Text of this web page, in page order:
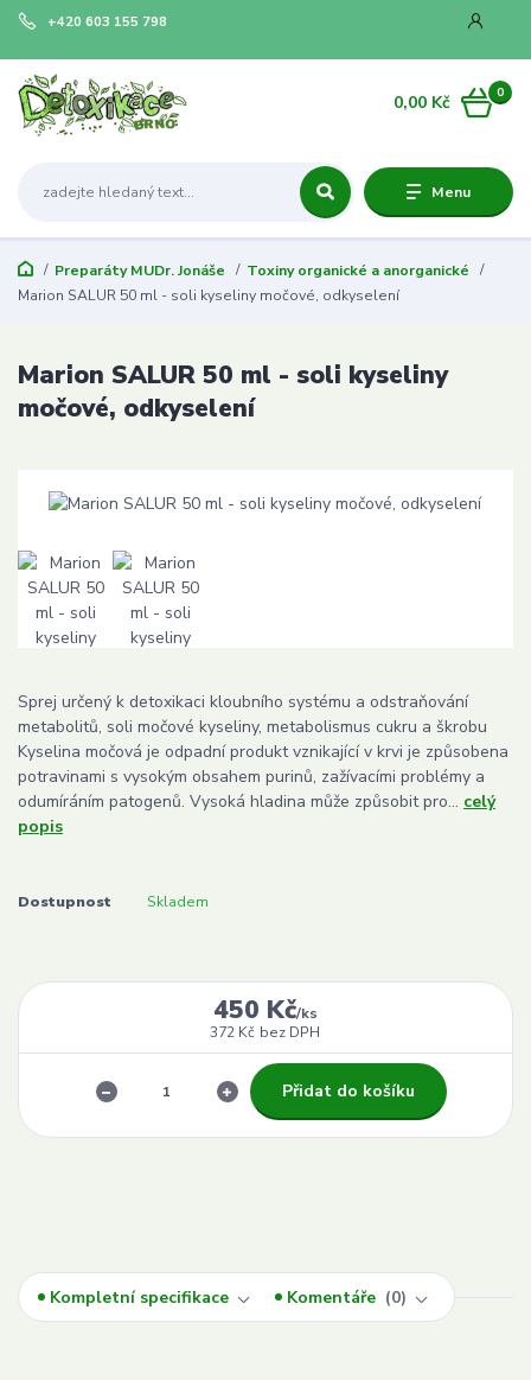
Menu
+420 603 155 798
0
0,00 Kč
Preparáty MUDr. Jonáše
Toxiny organické a anorganické
Marion SALUR 50 ml - soli kyseliny močové, odkyselení
Marion SALUR 50 ml - soli kyseliny
močové, odkyselení
Sprej určený k detoxikaci kloubního systému a odstraňování
metabolitů, soli močové kyseliny, metabolismus cukru a škrobu
Kyselina močová je odpadní produkt vznikající v krvi je způsobena
potravinami s vysokým obsahem purinů, zažívacími problémy a
odumíráním patogenů. Vysoká hladina může způsobit pro... celý
popis
Dostupnost Skladem
450 Kč/ks
372 Kč bez DPH
Přidat do košíku
Kompletní specifikace Komentáře 0